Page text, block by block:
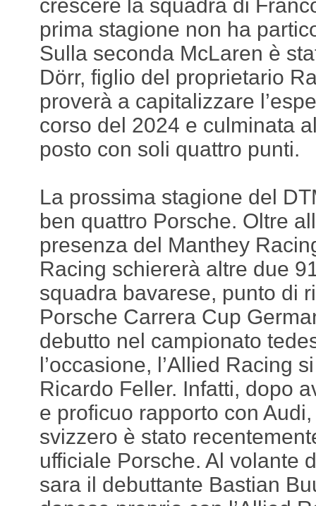
crescere la squadra di
prima stagione non ha
Sulla seconda McLaren è
Dörr, figlio del proprietario
proverà a capitalizzare
corso del 2024 e culminata
posto con soli quattro punti.
La prossima stagione del
ben quattro Porsche. Oltre
presenza del Manthey
Racing schiererà altre due
squadra bavarese, punto di
Porsche Carrera Cup
debutto nel campionato
l’occasione, l’Allied Racing
Ricardo Feller. Infatti, dopo
e proficuo rapporto con
svizzero è stato
ufficiale Porsche. Al volante
sara il debuttante Bastian